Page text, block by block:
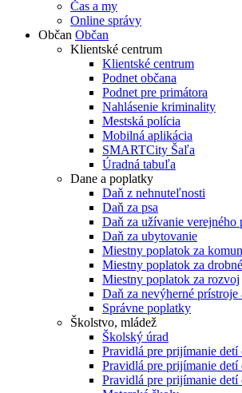
Čas a my
Online správy
Občan Občan
Klientské centrum
Klientské centrum
Podnet občana
Podnet pre primátora
Nahlásenie kriminality
Mestská polícia
Mobilná aplikácia
SMARTCity Šaľa
Úradná tabuľa
Dane a poplatky
Daň z nehnuteľnosti
Daň za psa
Daň za užívanie verejného
Daň za ubytovanie
Miestny poplatok za
Miestny poplatok za
Miestny poplatok za rozvoj
Daň za nevýherné prístroje
Správne poplatky
Školstvo, mládež
Školský úrad
Pravidlá pre prijímanie detí
Pravidlá pre prijímanie detí
Pravidlá pre prijímanie